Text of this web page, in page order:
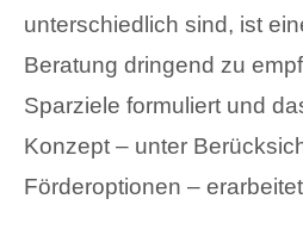
unterschiedlich sind, ist
Beratung dringend zu
Sparziele formuliert und
Konzept – unter
Förderoptionen –